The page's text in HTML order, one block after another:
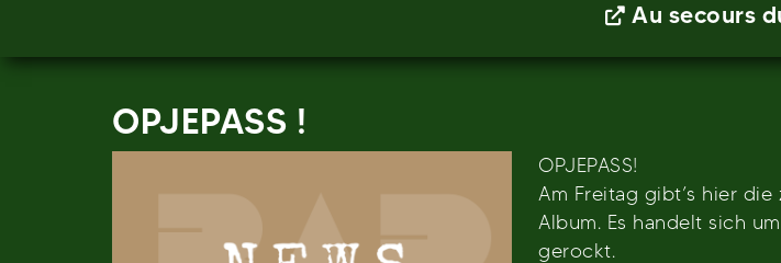
Au secours
OPJEPASS !
OPJEPASS!
Am Freitag gibt’s hier die
Album. Es handelt sich
gerockt.